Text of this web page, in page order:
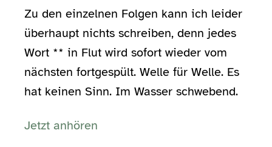
Zu den einzelnen Folgen kann ich leider
überhaupt nichts schreiben, denn jedes
Wort ** in Flut wird sofort wieder vom
nächsten fortgespült. Welle für Welle. Es
hat keinen Sinn. Im Wasser schwebend.
Jetzt anhören